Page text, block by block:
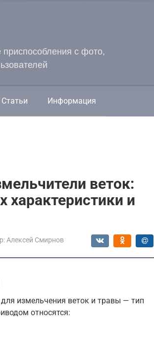
с фото,
Статьи Информация
веток:
характеристики и
Алексей Смирнов
для измельчения веток и травы — тип
относятся: